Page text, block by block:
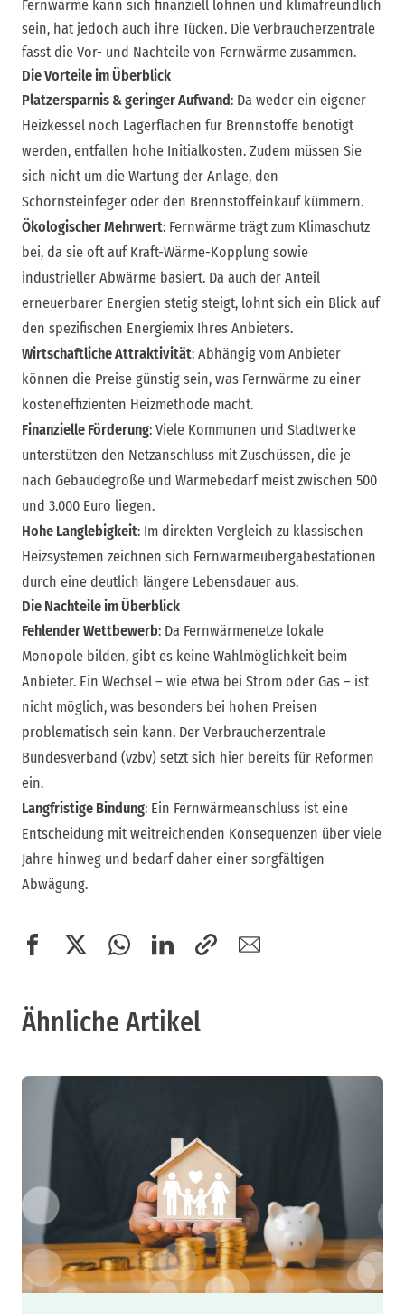
Fernwärme kann sich finanziell lohnen und klimafreundlich
sein, hat jedoch auch ihre Tücken. Die Verbraucherzentrale
fasst die Vor- und Nachteile von Fernwärme zusammen.
Die Vorteile im Überblick
Platzersparnis & geringer Aufwand: Da weder ein eigener
Heizkessel noch Lagerflächen für Brennstoffe benötigt
werden, entfallen hohe Initialkosten. Zudem müssen Sie
sich nicht um die Wartung der Anlage, den
Schornsteinfeger oder den Brennstoffeinkauf kümmern.
Ökologischer Mehrwert: Fernwärme trägt zum Klimaschutz
bei, da sie oft auf Kraft-Wärme-Kopplung sowie
industrieller Abwärme basiert. Da auch der Anteil
erneuerbarer Energien stetig steigt, lohnt sich ein Blick auf
den spezifischen Energiemix Ihres Anbieters.
Wirtschaftliche Attraktivität: Abhängig vom Anbieter
können die Preise günstig sein, was Fernwärme zu einer
kosteneffizienten Heizmethode macht.
Finanzielle Förderung: Viele Kommunen und Stadtwerke
unterstützen den Netzanschluss mit Zuschüssen, die je
nach Gebäudegröße und Wärmebedarf meist zwischen 500
und 3.000 Euro liegen.
Hohe Langlebigkeit: Im direkten Vergleich zu klassischen
Heizsystemen zeichnen sich Fernwärmeübergabestationen
durch eine deutlich längere Lebensdauer aus.
Die Nachteile im Überblick
Fehlender Wettbewerb: Da Fernwärmenetze lokale
Monopole bilden, gibt es keine Wahlmöglichkeit beim
Anbieter. Ein Wechsel – wie etwa bei Strom oder Gas – ist
nicht möglich, was besonders bei hohen Preisen
problematisch sein kann. Der Verbraucherzentrale
Bundesverband (vzbv) setzt sich hier bereits für Reformen
ein.
Langfristige Bindung: Ein Fernwärmeanschluss ist eine
Entscheidung mit weitreichenden Konsequenzen über viele
Jahre hinweg und bedarf daher einer sorgfältigen
Abwägung.
Ähnliche Artikel